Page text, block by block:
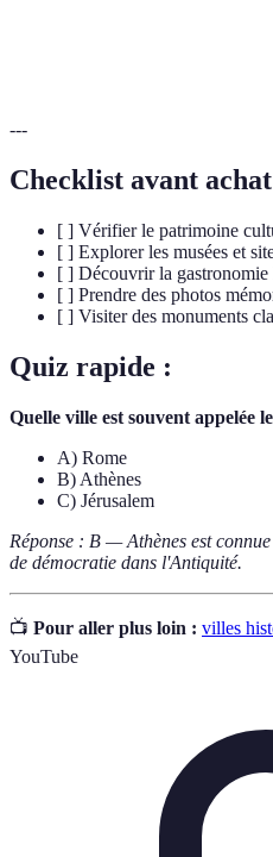
---
Checklist avant achat
[ ] Vérifier le patrimoine
[ ] Explorer les musées et
[ ] Découvrir la gastronomie
[ ] Prendre des photos
[ ] Visiter des monuments
Quiz rapide :
Quelle ville est souvent appelée
A) Rome
B) Athènes
C) Jérusalem
Réponse : B — Athènes est
de démocratie dans l'Antiquité.
📺 Pour aller plus loin : villes
YouTube